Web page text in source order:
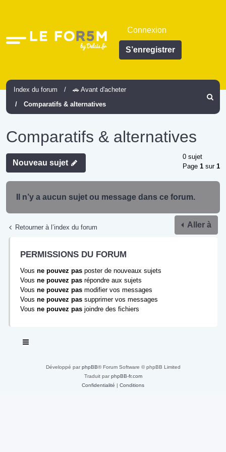
Accès
Connexion
S’enregistrer
Index du forum
🚗 Avant d'acheter
Comparatifs & alternatives
Comparatifs & alternatives
Nouveau sujet
0 sujet
Page 1 sur 1
Il n’y a aucun sujet ou message dans ce forum.
Retourner à l’index du forum Aller à
PERMISSIONS DU FORUM
Vous ne pouvez pas poster de nouveaux sujets
Vous ne pouvez pas répondre aux sujets
Vous ne pouvez pas modifier vos messages
Vous ne pouvez pas supprimer vos messages
Vous ne pouvez pas joindre des fichiers
Développé parphpBB® Forum Software © phpBB Limited
Traduit parphpBB-fr.com
Confidentialité
Conditions